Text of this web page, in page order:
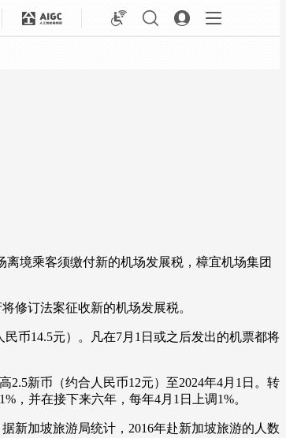
汽车 数智 5G 产业+
才艺 网展 央央好物
境乘客须缴付新的机场发展税，樟宜机场集团
订法案征收新的机场发展税。
币14.5元）。凡在7月1日或之后发出的机票都将
新币（约合人民币12元）至2024年4月1日。转
，并在接下来六年，每年4月1日上调1%。
加坡旅游局统计，2016年赴新加坡旅游的人数